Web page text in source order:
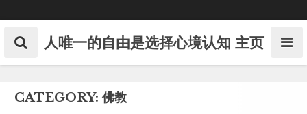
to
content 人唯一的自由是选择心境认知 主页
CATEGORY: 佛教